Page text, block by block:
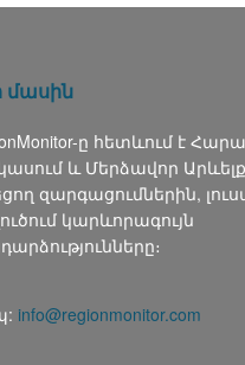
մասին
ը հետևում է
և Մերձավոր
զարգացումներին,
կարևորագույն
info@regionmonitor.com